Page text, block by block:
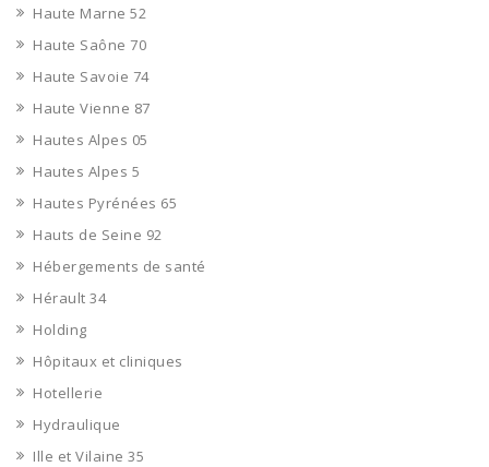
Haute Marne 52
Haute Saône 70
Haute Savoie 74
Haute Vienne 87
Hautes Alpes 05
Hautes Alpes 5
Hautes Pyrénées 65
Hauts de Seine 92
Hébergements de santé
Hérault 34
Holding
Hôpitaux et cliniques
Hotellerie
Hydraulique
Ille et Vilaine 35